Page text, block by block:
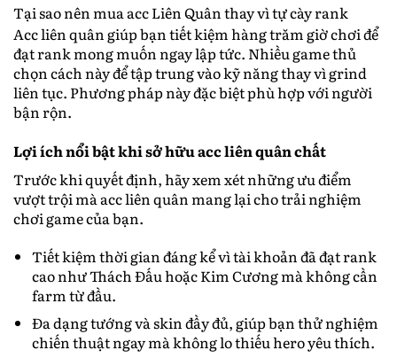
Tại sao nên mua acc Liên Quân thay vì tự cày rank
Acc liên quân giúp bạn tiết kiệm hàng trăm giờ chơi để
đạt rank mong muốn ngay lập tức. Nhiều game thủ
chọn cách này để tập trung vào kỹ năng thay vì grind
liên tục. Phương pháp này đặc biệt phù hợp với người
bận rộn.
Lợi ích nổi bật khi sở hữu acc liên quân chất
Trước khi quyết định, hãy xem xét những ưu điểm
vượt trội mà acc liên quân mang lại cho trải nghiệm
chơi game của bạn.
Tiết kiệm thời gian đáng kể vì tài khoản đã đạt rank
cao như Thách Đấu hoặc Kim Cương mà không cần
farm từ đầu.
Đa dạng tướng và skin đầy đủ, giúp bạn thử nghiệm
chiến thuật ngay mà không lo thiếu hero yêu thích.